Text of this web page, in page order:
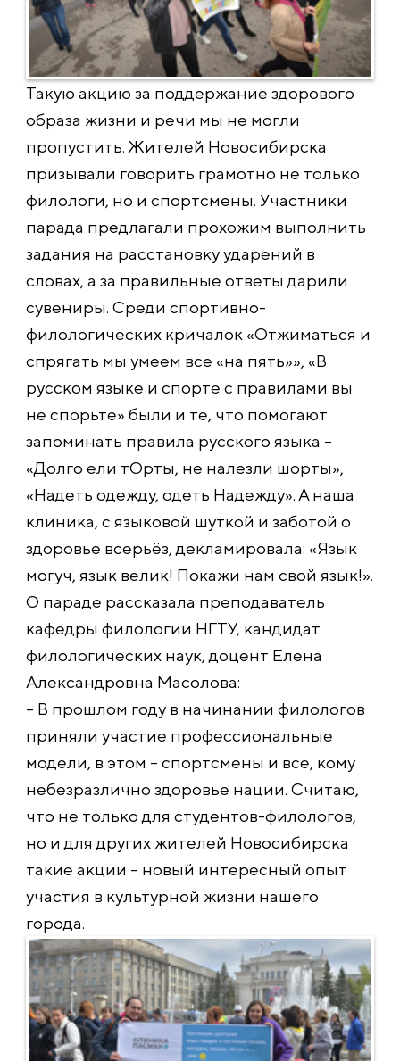
Такую акцию за поддержание здорового
образа жизни и речи мы не могли
пропустить. Жителей Новосибирска
призывали говорить грамотно не только
филологи, но и спортсмены. Участники
парада предлагали прохожим выполнить
задания на расстановку ударений в
словах, а за правильные ответы дарили
сувениры. Среди спортивно-
филологических кричалок «Отжиматься и
спрягать мы умеем все «на пять»», «В
русском языке и спорте с правилами вы
не спорьте» были и те, что помогают
запоминать правила русского языка –
«Долго ели тОрты, не налезли шорты»,
«Надеть одежду, одеть Надежду». А наша
клиника, с языковой шуткой и заботой о
здоровье всерьёз, декламировала: «Язык
могуч, язык велик! Покажи нам свой язык!».
О параде рассказала преподаватель
кафедры филологии НГТУ, кандидат
филологических наук, доцент Елена
Александровна Масолова:
– В прошлом году в начинании филологов
приняли участие профессиональные
модели, в этом – спортсмены и все, кому
небезразлично здоровье нации. Считаю,
что не только для студентов-филологов,
но и для других жителей Новосибирска
такие акции – новый интересный опыт
участия в культурной жизни нашего
города.